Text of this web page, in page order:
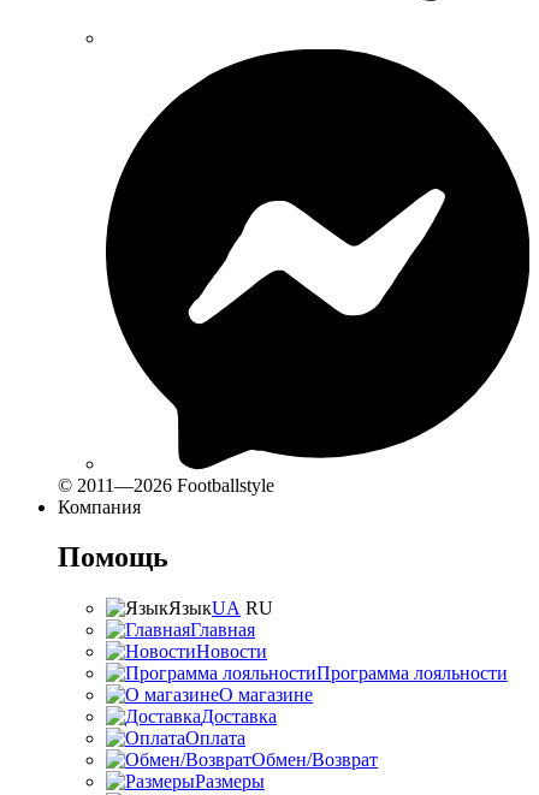
© 2011—2026 Footballstyle
Компания
Помощь
ЯзыкUA RU
Главная
Новости
Программа лояльности
О магазине
Доставка
Оплата
Обмен/Возврат
Размеры